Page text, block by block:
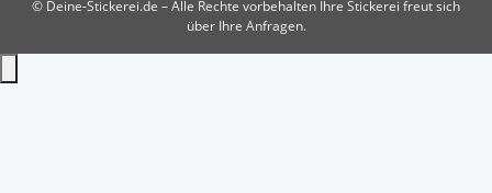
© Deine-Stickerei.de – Alle Rechte vorbehalten Ihre Stickerei freut sich
über Ihre Anfragen.